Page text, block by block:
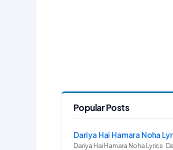
Popular Posts
Dariya Hai Hamara Noha
Dariya Hai Hamara Noha Lyrics